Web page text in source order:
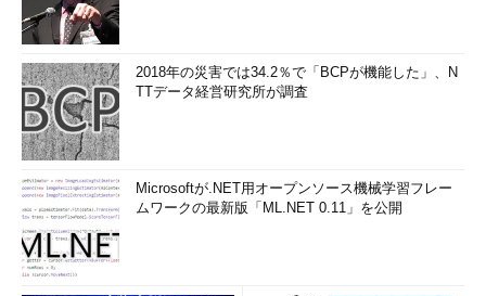
2018年の災害では34.2％で「BCPが機能した」、N
TTデータ経営研究所が調査
Microsoftが.NET用オープンソース機械学習フレー
ムワークの最新版「ML.NET 0.11」を公開